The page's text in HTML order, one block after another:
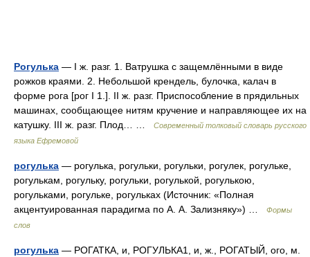
Рогулька — I ж. разг. 1. Ватрушка с защемлёнными в виде
рожков краями. 2. Небольшой крендель, булочка, калач в
форме рога [рог I 1.]. II ж. разг. Приспособление в прядильных
машинах, сообщающее нитям кручение и направляющее их на
катушку. III ж. разг. Плод… …
Современный толковый словарь русского
языка Ефремовой
рогулька — рогулька, рогульки, рогульки, рогулек, рогульке,
рогулькам, рогульку, рогульки, рогулькой, рогулькою,
рогульками, рогульке, рогульках (Источник: «Полная
акцентуированная парадигма по А. А. Зализняку») …
Формы
слов
рогулька — РОГАТКА, и, РОГУЛЬКА1, и, ж., РОГАТЫЙ, ого, м.